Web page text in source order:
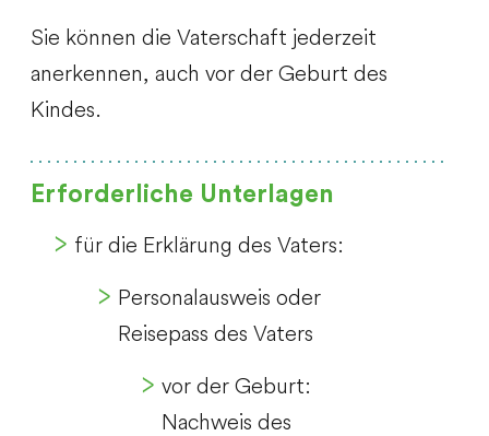
Sie können die Vaterschaft jederzeit
anerkennen, auch vor der Geburt des
Kindes.
Erforderliche Unterlagen
für die Erklärung des Vaters:
Personalausweis oder
Reisepass des Vaters
vor der Geburt:
Nachweis des